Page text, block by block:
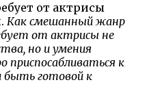
от актрисы
Как смешанный жанр
от актрисы не
но и умения
к
быть готовой к